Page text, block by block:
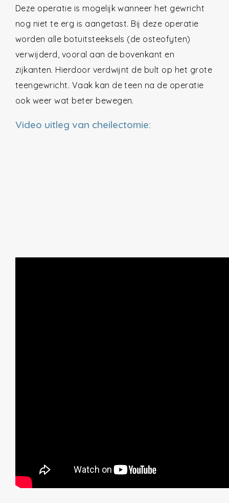
Deze operatie is mogelijk wanneer het gewricht
nog niet te erg is aangetast. Bij deze operatie
worden alle botuitsteeksels (de osteofyten)
verwijderd, vooral aan de bovenkant en
zijkanten. Hierdoor verdwijnt de bult op het grote
teengewricht. Vaak kan de teen na de operatie
ook weer wat beter bewegen.
Video uitleg van cheilectomie: